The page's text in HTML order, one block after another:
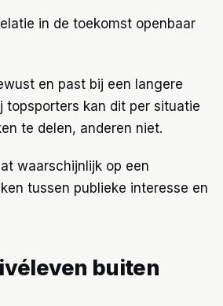
in de toekomst openbaar
en past bij een langere
kan dit per situatie
te delen, anderen niet.
waarschijnlijk op een
tussen publieke interesse en
buiten